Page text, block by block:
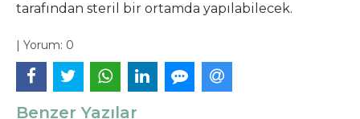
tarafından steril bir ortamda yapılabilecek.
Yorum: 0
Benzer Yazılar